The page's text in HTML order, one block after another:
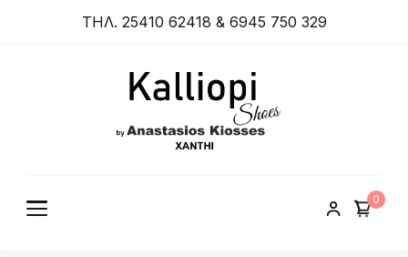
ΤΗΛ. 25410 62418 & 6945 750 329
KIOSSES
0